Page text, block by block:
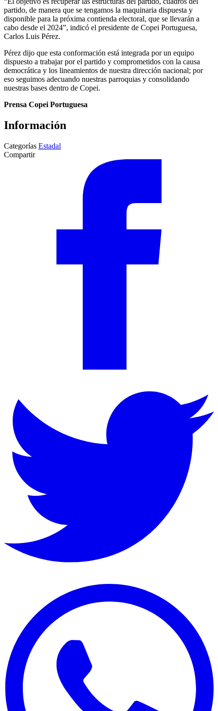
partido, de manera que se tengamos la maquinaria dispuesta y
disponible para la próxima contienda electoral, que se llevarán a
cabo desde el 2024”, indicó el presidente de Copei Portuguesa,
Carlos Luis Pérez.
Pérez dijo que esta conformación está integrada por un equipo
dispuesto a trabajar por el partido y comprometidos con la causa
democrática y los lineamientos de nuestra dirección nacional; por
eso seguimos adecuando nuestras parroquias y consolidando
nuestras bases dentro de Copei.
Prensa Copei Portuguesa
Información
Categorías Estadal
Compartir